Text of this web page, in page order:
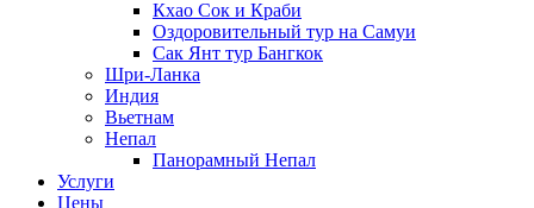
Кхао Сок и Краби
Оздоровительный тур на Самуи
Сак Янт тур Бангкок
Шри-Ланка
Индия
Вьетнам
Непал
Панорамный Непал
Услуги
Цены